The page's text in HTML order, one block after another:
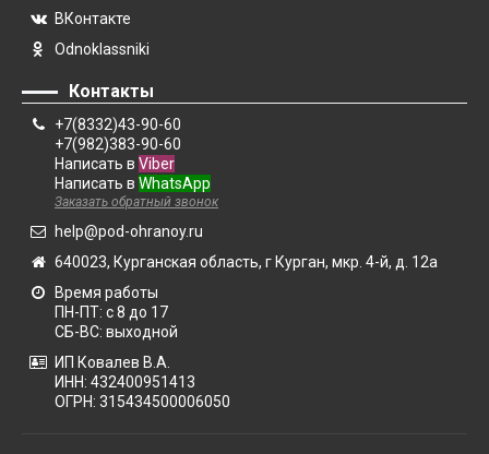
ВКонтакте
Odnoklassniki
Контакты
+7(8332)43-90-60
+7(982)383-90-60
Написать в Viber
Написать в WhatsApp
Заказать обратный звонок
help@pod-ohranoy.ru
640023, Курганская область, г Курган, мкр. 4-й, д. 12а
Время работы
ПН-ПТ: с 8 до 17
СБ-ВС: выходной
ИП Ковалев В.А.
ИНН: 432400951413
ОГРН: 315434500006050